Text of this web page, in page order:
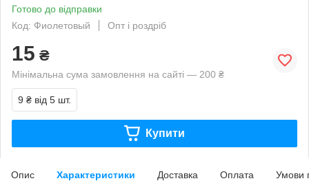
Готово до відправки
Код: Фиолетовый
Опт і роздріб
15 ₴
Мінімальна сума замовлення на сайті — 200 ₴
9 ₴ від 5 шт.
Купити
Опис Характеристики Доставка Оплата Умови